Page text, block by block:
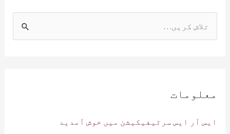
ر
ی
معلومات
ایس آر ایس سرٹیفیکیشن میں خوش آمدید